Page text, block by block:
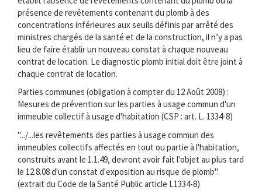
présence de revêtements contenant du plomb à des
concentrations inférieures aux seuils définis par arrêté des
ministres chargés de la santé et de la construction, il n’y a pas
lieu de faire établir un nouveau constat à chaque nouveau
contrat de location. Le diagnostic plomb initial doit être joint à
chaque contrat de location.
Parties communes (obligation à compter du 12 Août 2008) :
Mesures de prévention sur les parties à usage commun d'un
immeuble collectif à usage d'habitation (CSP : art. L. 1334-8)
".../...les revêtements des parties à usage commun des
immeubles collectifs affectés en tout ou partie à l'habitation,
construits avant le 1.1.49, devront avoir fait l'objet au plus tard
le 12.8.08 d'un constat d'exposition au risque de plomb".
(extrait du Code de la Santé Public article L1334-8)